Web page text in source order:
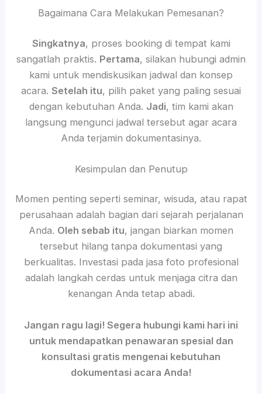
Bagaimana Cara Melakukan Pemesanan?
Singkatnya, proses booking di tempat kami
sangatlah praktis. Pertama, silakan hubungi admin
kami untuk mendiskusikan jadwal dan konsep
acara. Setelah itu, pilih paket yang paling sesuai
dengan kebutuhan Anda. Jadi, tim kami akan
langsung mengunci jadwal tersebut agar acara
Anda terjamin dokumentasinya.
Kesimpulan dan Penutup
Momen penting seperti seminar, wisuda, atau rapat
perusahaan adalah bagian dari sejarah perjalanan
Anda. Oleh sebab itu, jangan biarkan momen
tersebut hilang tanpa dokumentasi yang
berkualitas. Investasi pada jasa foto profesional
adalah langkah cerdas untuk menjaga citra dan
kenangan Anda tetap abadi.
Jangan ragu lagi! Segera hubungi kami hari ini
untuk mendapatkan penawaran spesial dan
konsultasi gratis mengenai kebutuhan
dokumentasi acara Anda!